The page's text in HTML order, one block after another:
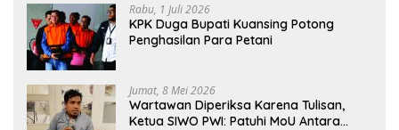
Rabu, 1 Juli 2026
KPK Duga Bupati Kuansing Potong
Penghasilan Para Petani
Jumat, 8 Mei 2026
Wartawan Diperiksa Karena Tulisan,
Ketua SIWO PWI: Patuhi MoU Antara